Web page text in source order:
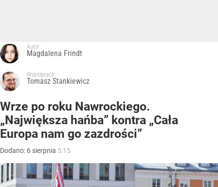
Autor:
Magdalena Frindt
Współpraca:
Tomasz Stankiewicz
Wrze po roku Nawrockiego.
„Największa hańba” kontra „Cała
Europa nam go zazdrości”
Dodano: 6 sierpnia 5:15